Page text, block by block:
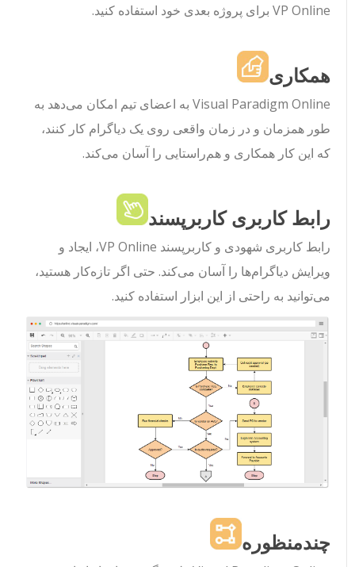
VP Online برای پروژه بعدی خود استفاده کنید.
همکاری
Visual Paradigm Online به اعضای تیم امکان می‌دهد به
طور همزمان و در زمان واقعی روی یک دیاگرام کار کنند،
که این کار همکاری و هم‌راستایی را آسان می‌کند.
رابط کاربری کاربرپسند
رابط کاربری شهودی و کاربرپسند VP Online، ایجاد و
ویرایش دیاگرام‌ها را آسان می‌کند. حتی اگر تازه‌کار هستید،
می‌توانید به راحتی از این ابزار استفاده کنید.
چندمنظوره